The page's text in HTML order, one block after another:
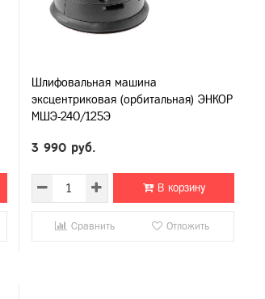
Шлифовальная машина
эксцентриковая (орбитальная) ЭНКОР
МШЭ-240/125Э
3 990 руб.
В корзину
Сравнить Отложить